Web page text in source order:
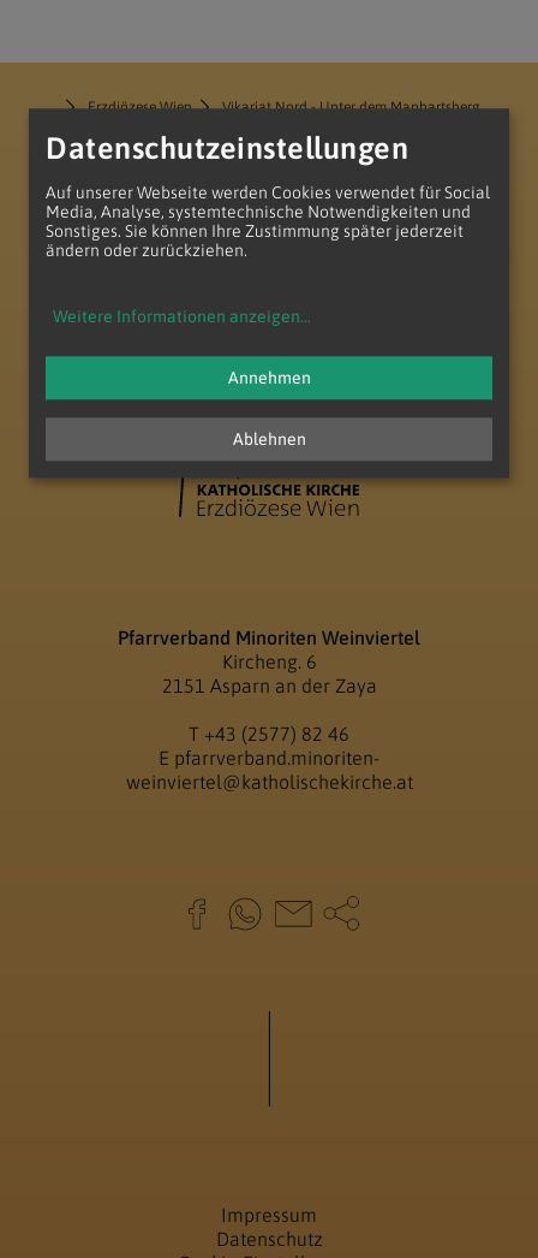
Erzdiözese Wien
Vikariat Nord - Unter dem Manhartsberg
zum Anfang der Seite
Pfarrverband Minoriten Weinviertel
Kircheng. 6
2151 Asparn an der Zaya
T +43 (2577) 82 46
E pfarrverband.minoriten-
weinviertel@katholischekirche.at
Impressum
Datenschutz
Datenschutzeinstellungen
Auf unserer Webseite werden Cookies verwendet für Social
Media, Analyse, systemtechnische Notwendigkeiten und
Sonstiges. Sie können Ihre Zustimmung später jederzeit
ändern oder zurückziehen.
Weitere Informationen anzeigen...
Ablehnen
Annehmen